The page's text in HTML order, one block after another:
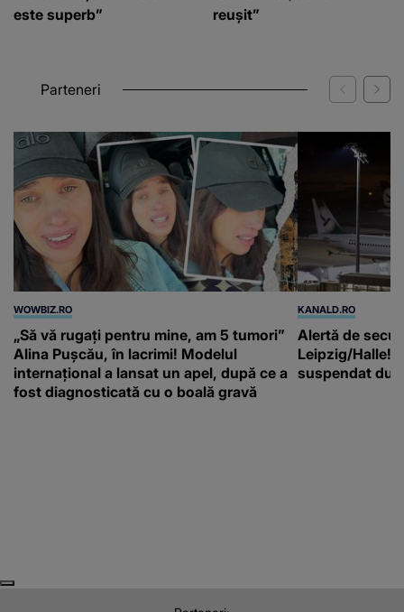
este superb”
reușit”
Parteneri
WOWBIZ.RO
„Să vă rugați pentru mine, am 5 tumori”
Alina Pușcău, în lacrimi! Modelul
internațional a lansat un apel, după ce a
fost diagnosticată cu o boală gravă
KANALD.RO
Alertă de
Leipzig/Halle!
suspendat